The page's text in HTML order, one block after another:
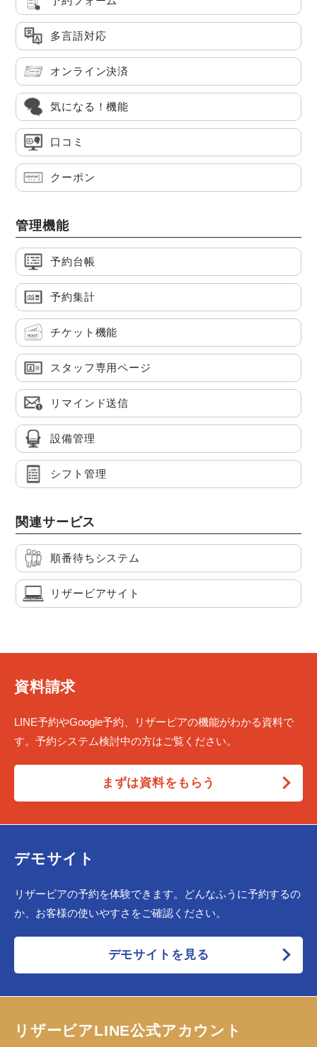
多言語対応
オンライン決済
気になる！機能
口コミ
クーポン
管理機能
予約台帳
予約集計
チケット機能
スタッフ専用ページ
リマインド送信
設備管理
シフト管理
関連サービス
順番待ちシステム
リザービアサイト
資料請求
LINE予約やGoogle予約、リザービアの機能がわかる資料で
す。予約システム検討中の方はご覧ください。
まずは資料をもらう
デモサイト
リザービアの予約を体験できます。どんなふうに予約するの
か、お客様の使いやすさをご確認ください。
デモサイトを見る
リザービアLINE公式アカウント